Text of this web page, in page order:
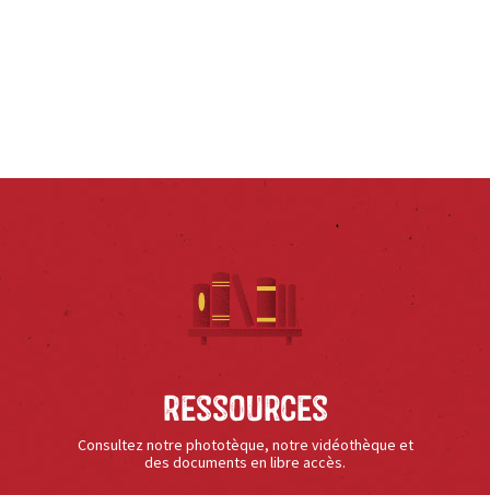
Ressources
Consultez notre phototèque, notre vidéothèque et
des documents en libre accès.